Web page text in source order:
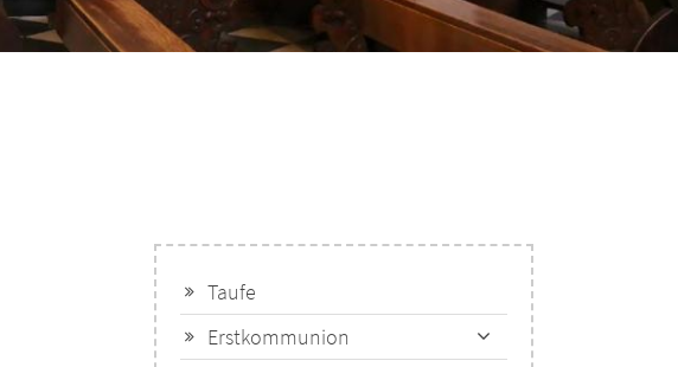
Taufe
Erstkommunion